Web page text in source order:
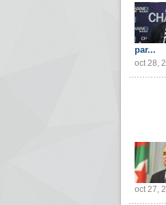
par...
oct 28,
oct 27,